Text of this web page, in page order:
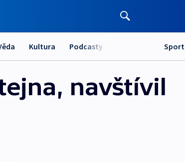
Kultura Podcasty Sport
navštívil